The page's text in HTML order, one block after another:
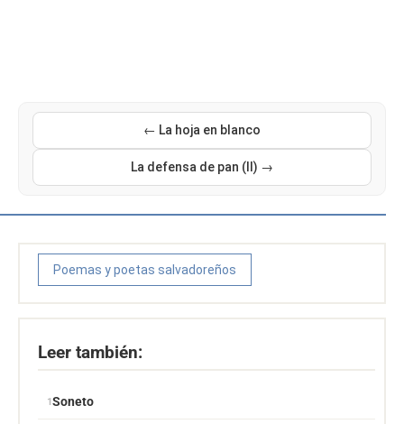
← La hoja en blanco
La defensa de pan (II) →
Poemas y poetas salvadoreños
Leer también:
Soneto